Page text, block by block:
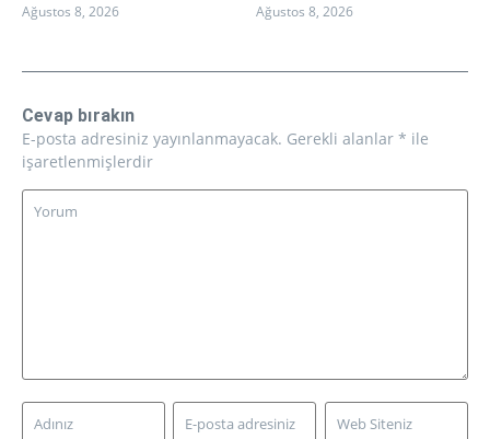
Ağustos 8, 2026 Ağustos 8, 2026
Cevap bırakın
E-posta adresiniz yayınlanmayacak. Gerekli alanlar * ile
işaretlenmişlerdir